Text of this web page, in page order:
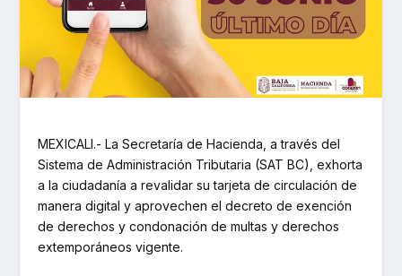
MEXICALI.- La Secretaría de Hacienda, a través del
Sistema de Administración Tributaria (SAT BC), exhorta
a la ciudadanía a revalidar su tarjeta de circulación de
manera digital y aprovechen el decreto de exención
de derechos y condonación de multas y derechos
extemporáneos vigente.